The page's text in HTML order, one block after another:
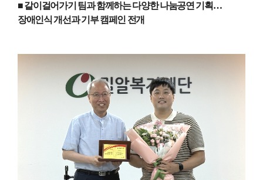
■ 같이걸어가기 팀과 함께하는 다양한 나눔공연 기획…
장애인식 개선과 기부 캠페인 전개